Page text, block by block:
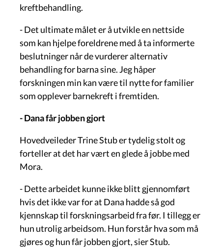
kreftbehandling.
- Det ultimate målet er å utvikle en nettside
som kan hjelpe foreldrene med å ta informerte
beslutninger når de vurderer alternativ
behandling for barna sine. Jeg håper
forskningen min kan være til nytte for familier
som opplever barnekreft i fremtiden.
- Dana får jobben gjort
Hovedveileder Trine Stub er tydelig stolt og
forteller at det har vært en glede å jobbe med
Mora.
- Dette arbeidet kunne ikke blitt gjennomført
hvis det ikke var for at Dana hadde så god
kjennskap til forskningsarbeid fra før. I tillegg er
hun utrolig arbeidsom. Hun forstår hva som må
gjøres og hun får jobben gjort, sier Stub.